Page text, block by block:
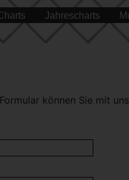
Jahrescharts
können Sie mit